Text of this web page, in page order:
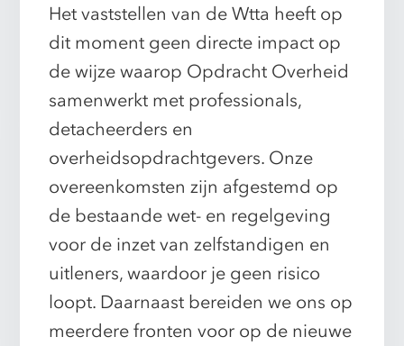
Het vaststellen van de Wtta heeft op
dit moment geen directe impact op
de wijze waarop Opdracht Overheid
samenwerkt met professionals,
detacheerders en
overheidsopdrachtgevers. Onze
overeenkomsten zijn afgestemd op
de bestaande wet- en regelgeving
voor de inzet van zelfstandigen en
uitleners, waardoor je geen risico
loopt. Daarnaast bereiden we ons op
meerdere fronten voor op de nieuwe